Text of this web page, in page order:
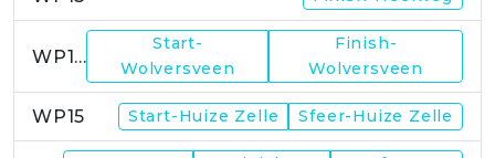
WP14
Start-
Wolversveen
Finish-
Wolversveen
WP15 Start-Huize Zelle Sfeer-Huize Zelle